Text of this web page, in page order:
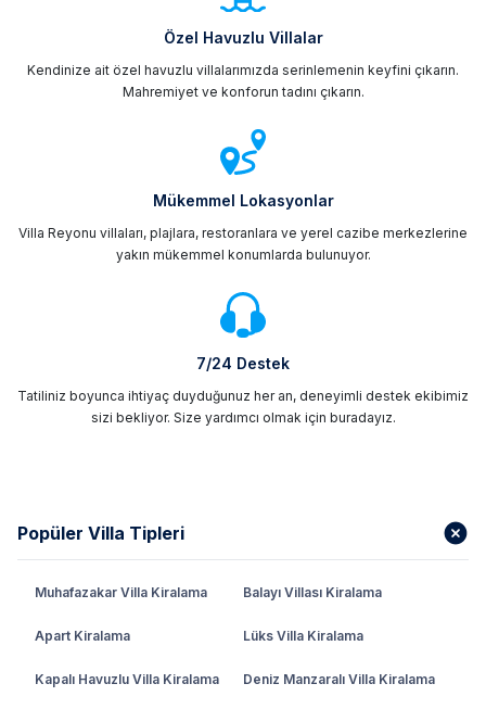
Özel Havuzlu Villalar
Kendinize ait özel havuzlu villalarımızda serinlemenin keyfini çıkarın.
Mahremiyet ve konforun tadını çıkarın.
Mükemmel Lokasyonlar
Villa Reyonu villaları, plajlara, restoranlara ve yerel cazibe merkezlerine
yakın mükemmel konumlarda bulunuyor.
7/24 Destek
Tatiliniz boyunca ihtiyaç duyduğunuz her an, deneyimli destek ekibimiz
sizi bekliyor. Size yardımcı olmak için buradayız.
Popüler Villa Tipleri
Muhafazakar Villa Kiralama Balayı Villası Kiralama
Apart Kiralama Lüks Villa Kiralama
Kapalı Havuzlu Villa Kiralama Deniz Manzaralı Villa Kiralama